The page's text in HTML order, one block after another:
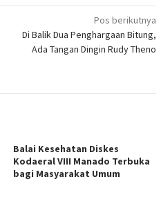
Pos berikutnya
Di Balik Dua Penghargaan Bitung,
Ada Tangan Dingin Rudy Theno
Balai Kesehatan Diskes
Kodaeral VIII Manado Terbuka
bagi Masyarakat Umum